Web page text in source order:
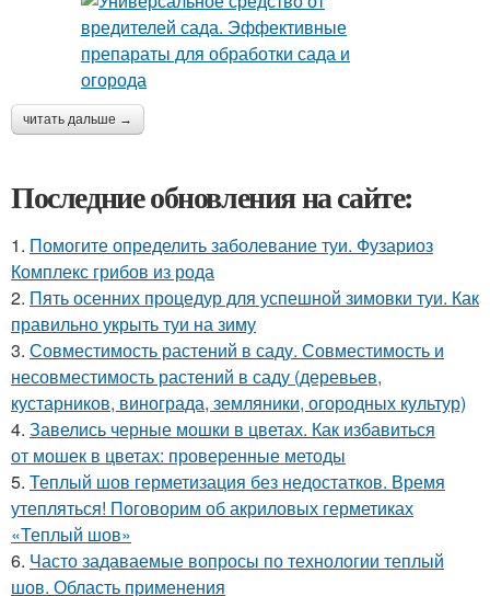
читать дальше →
Последние обновления на сайте:
1. Помогите определить заболевание туи. Фузариоз
Комплекс грибов из рода
2. Пять осенних процедур для успешной зимовки туи. Как
правильно укрыть туи на зиму
3. Совместимость растений в саду. Совместимость и
несовместимость растений в саду (деревьев,
кустарников, винограда, земляники, огородных культур)
4. Завелись черные мошки в цветах. Как избавиться
от мошек в цветах: проверенные методы
5. Теплый шов герметизация без недостатков. Время
утепляться! Поговорим об акриловых герметиках
«Теплый шов»
6. Часто задаваемые вопросы по технологии теплый
шов. Область применения